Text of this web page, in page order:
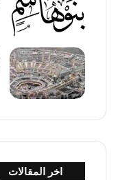
اخر المقالات